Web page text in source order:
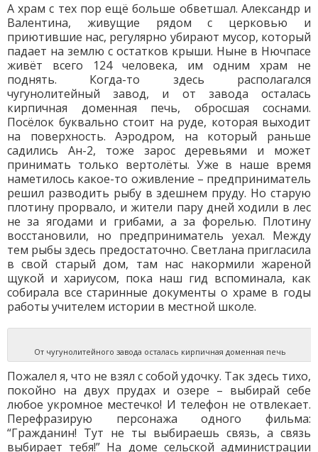
А храм с тех пор ещё больше обветшал. Александр и
Валентина, живущие рядом с церковью и
приютившие нас, регулярно убирают мусор, который
падает на землю с остатков крыши. Ныне в Нючпасе
живёт всего 124 человека, им одним храм не
поднять. Когда-то здесь располагался
чугунолитейный завод, и от завода осталась
кирпичная доменная печь, обросшая соснами.
Посёлок буквально стоит на руде, которая выходит
на поверхность. Аэродром, на который раньше
садились Ан-2, тоже зарос деревьями и может
принимать только вертолёты. Уже в наше время
наметилось какое-то оживление – предприниматель
решил разводить рыбу в здешнем пруду. Но старую
плотину прорвало, и жители пару дней ходили в лес
не за ягодами и грибами, а за форелью. Плотину
восстановили, но предприниматель уехал. Между
тем рыбы здесь предостаточно. Светлана пригласила
в свой старый дом, там нас накормили жареной
щукой и хариусом, пока наш гид вспоминала, как
собирала все старинные документы о храме в годы
работы учителем истории в местной школе.
От чугунолитейного завода осталась кирпичная доменная печь
Пожалел я, что не взял с собой удочку. Так здесь тихо,
покойно на двух прудах и озере – выбирай себе
любое укромное местечко! И телефон не отвлекает.
Перефразирую персонажа одного фильма:
“Гражданин! Тут не ты выбираешь связь, а связь
выбирает тебя!” На доме сельской администрации